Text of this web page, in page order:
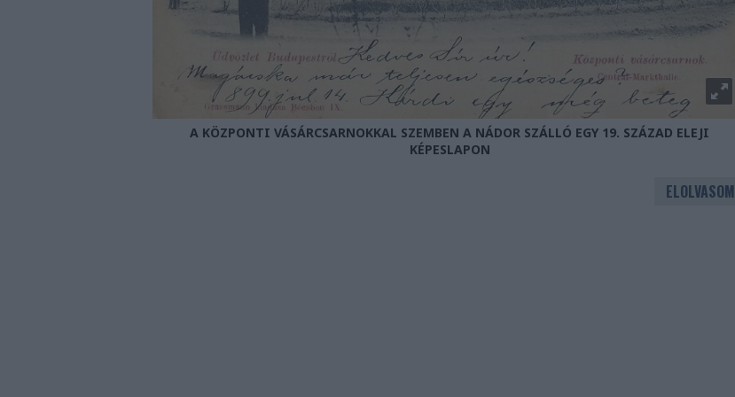
A KÖZPONTI VÁSÁRCSARNOKKAL SZEMBEN A NÁDOR SZÁLLÓ EGY 19. SZÁZAD ELEJI
KÉPESLAPON
ELOLVASOM